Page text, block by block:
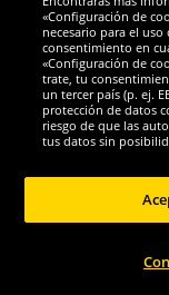
«Configuración de
necesario para el
consentimiento en
«Configuración de
trate, tu
un tercer país (p. ej.
protección de datos
riesgo de que las
tus datos sin